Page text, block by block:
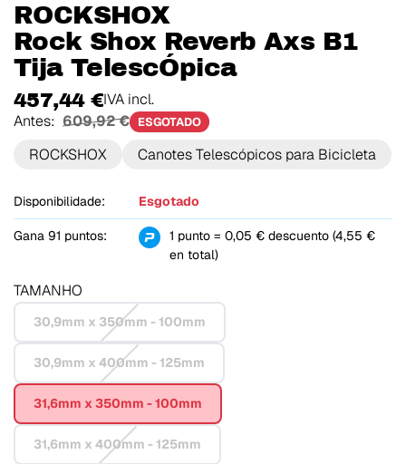
ROCKSHOX
Rock Shox Reverb Axs B1
Tija TelescÓpica
457,44 €IVA incl.
Antes: 609,92 € ESGOTADO
ROCKSHOX Canotes Telescópicos para Bicicleta
Disponibilidade: Esgotado
Gana 91 puntos:
1 punto = 0,05 € descuento (4,55 €
en total)
TAMANHO
30,9mm x 350mm - 100mm
30,9mm x 400mm - 125mm
31,6mm x 350mm - 100mm
31,6mm x 400mm - 125mm